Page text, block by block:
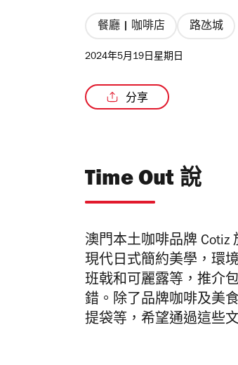
餐廳 | 咖啡店 路氹城
2024年5月19日星期日
分享
Time Out 說
澳門本土咖啡品牌 Cotiz
現代日式簡約美學，環
班戟和可麗露等，推介
錯。 除了品牌咖啡及美食
提袋等，希望通過這些